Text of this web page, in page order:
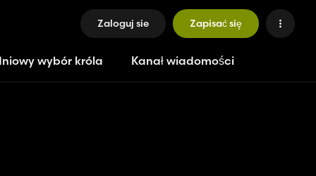
Zaloguj sie Zapisać się
wybór króla Kanał wiadomości